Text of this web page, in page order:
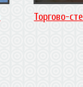
Торгово-